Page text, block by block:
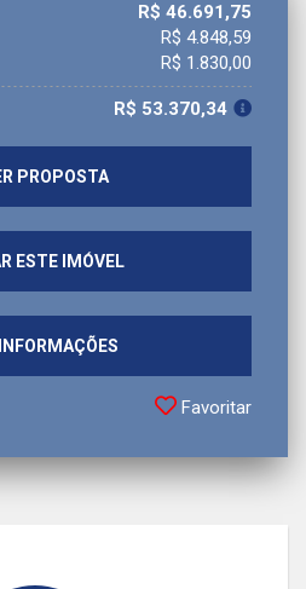
R$ 46.691,75
R$ 4.848,59
R$ 1.830,00
R$ 53.370,34
PROPOSTA
ESTE IMÓVEL
Favoritar